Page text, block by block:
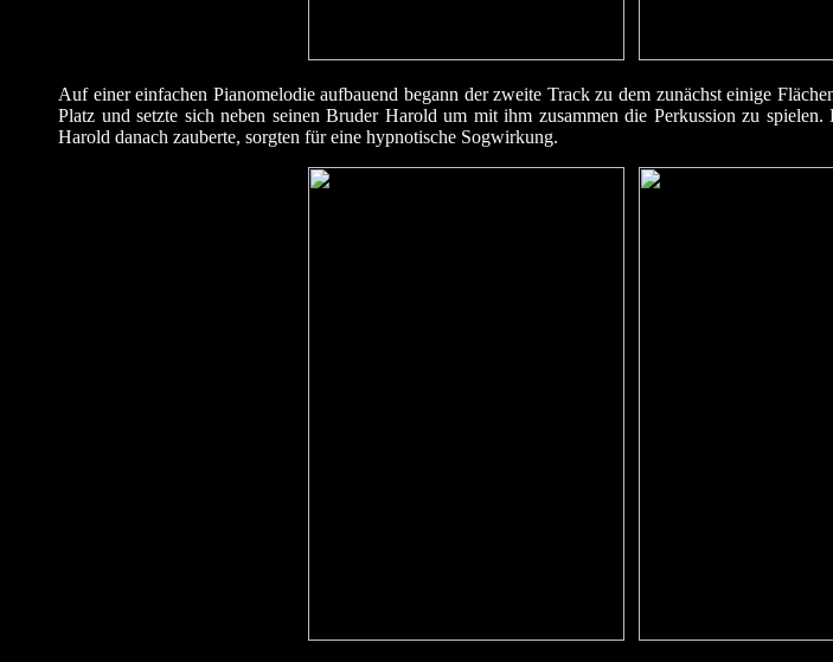
Auf einer einfachen Pianomelodie aufbauend begann der zweite Track zu dem zunächst einige
Platz und setzte sich neben seinen Bruder Harold um mit ihm zusammen die Perkussion zu
Harold danach zauberte, sorgten für eine hypnotische Sogwirkung.